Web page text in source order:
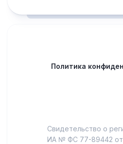
Политика
Свидетельство о
ИА № ФС 77-89442 от